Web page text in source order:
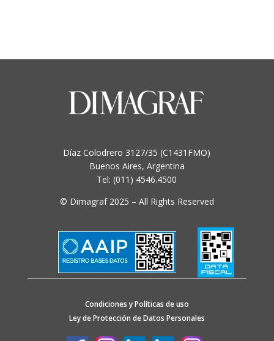
Díaz Colodrero 3127/35 (C1431FMO)
Buenos Aires, Argentina
Tel: (011) 4546.4500
© Dimagraf 2025 – All Rights Reserved
Condiciones y Políticas de uso
Ley de Protección de Datos Personales